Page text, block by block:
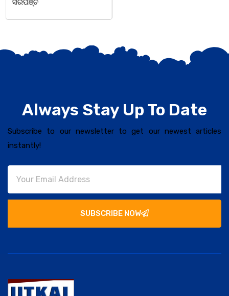
Always Stay Up To Date
Subscribe to our newsletter to get our newest articles
instantly!
SUBSCRIBE NOW